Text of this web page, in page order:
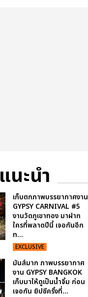
แนะนำ
เก็บตกภาพบรรยากาศงาน
GYPSY CARNIVAL #5
งานวัดภูเขาทอง มาฝาก
ใครที่พลาดปีนี้ เจอกันอีก
ท...
EXCLUSIVE
มันส์มาก ภาพบรรยากาศ
งาน GYPSY BANGKOK
เก็บมาให้ดูเป็นน้ำจิ้ม ก่อน
เจอกัน ยิปซีครั้งที่...